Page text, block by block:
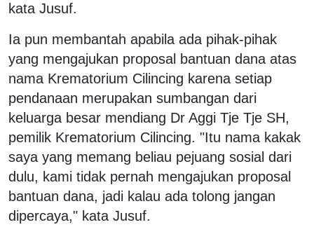
kata Jusuf.
Ia pun membantah apabila ada pihak-pihak
yang mengajukan proposal bantuan dana atas
nama Krematorium Cilincing karena setiap
pendanaan merupakan sumbangan dari
keluarga besar mendiang Dr Aggi Tje Tje SH,
pemilik Krematorium Cilincing. "Itu nama kakak
saya yang memang beliau pejuang sosial dari
dulu, kami tidak pernah mengajukan proposal
bantuan dana, jadi kalau ada tolong jangan
dipercaya," kata Jusuf.